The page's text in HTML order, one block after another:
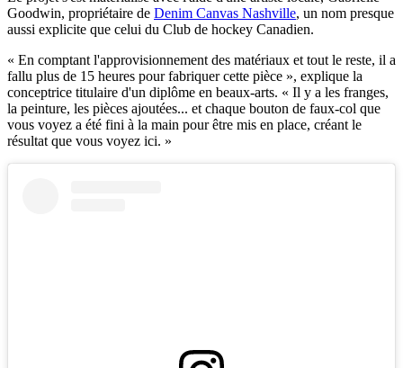
Goodwin, propriétaire de Denim Canvas Nashville, un nom presque
aussi explicite que celui du Club de hockey Canadien.
« En comptant l'approvisionnement des matériaux et tout le reste, il a
fallu plus de 15 heures pour fabriquer cette pièce », explique la
conceptrice titulaire d'un diplôme en beaux-arts. « Il y a les franges,
la peinture, les pièces ajoutées... et chaque bouton de faux-col que
vous voyez a été fini à la main pour être mis en place, créant le
résultat que vous voyez ici. »